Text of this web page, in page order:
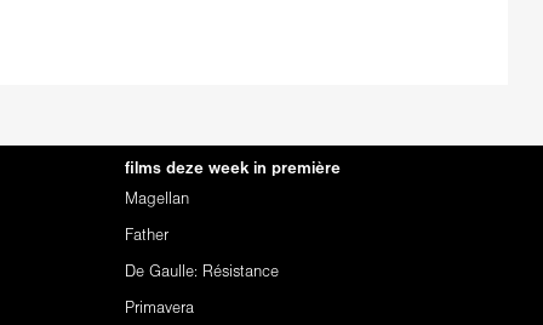
films deze week in première
Magellan
Father
De Gaulle: Résistance
Primavera